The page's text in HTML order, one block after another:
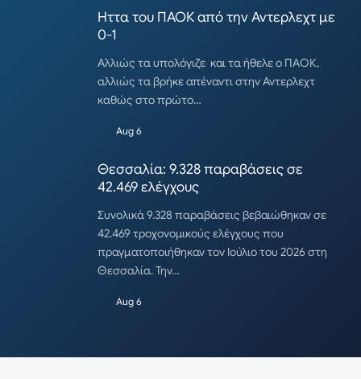
Ηττα του ΠΑΟΚ από την Αντερλεχτ με
0-1
Αλλιώς τα υπολόγιζε και τα ήθελε ο ΠΑΟΚ,
αλλιώς τα βρήκε απέναντι στην Αντερλεχτ
καθώς στο πρώτο…
Aug 6
Θεσσαλία: 9.328 παραβάσεις σε
42.469 ελέγχους
Συνολικά 9.328 παραβάσεις βεβαιώθηκαν σε
42.469 τροχονομικούς ελέγχους που
πραγματοποιήθηκαν τον Ιούλιο του 2026 στη
Θεσσαλία. Την…
Aug 6